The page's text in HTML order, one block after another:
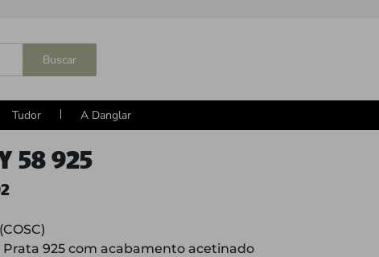
Buscar
Tudor A Danglar
58 925
925 com acabamento acetinado